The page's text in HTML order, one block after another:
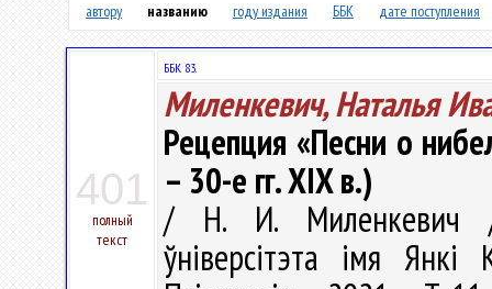
автору
названию году издания ББК дате поступления
401
полный
текст
ББК 83.
Миленкевич, Наталья
Рецепция «Песни о
– 30-е гг. XIX в.)
/ Н. И. Миленкевич //
ўніверсітэта імя Янкі